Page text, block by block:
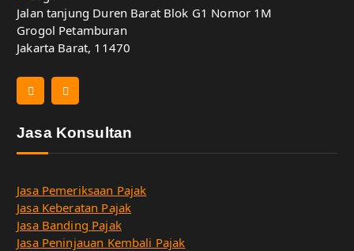
Jalan tanjung Duren Barat Blok G1 Nomor 1M
Grogol Petamburan
Jakarta Barat, 11470
Jasa Konsultan
Jasa Pemeriksaan Pajak
Jasa Keberatan Pajak
Jasa Banding Pajak
Jasa Peninjauan Kembali Pajak